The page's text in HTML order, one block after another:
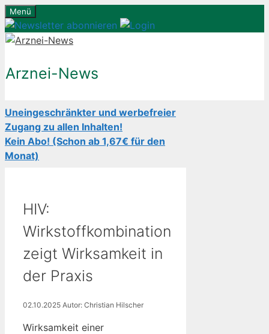
Zum
Inhalt
springen
Menü
Arznei-News
Uneingeschränkter und werbefreier
Zugang zu allen Inhalten!
Kein Abo! (Schon ab 1,67€ für den
Monat)
HIV:
Wirkstoffkombination
zeigt Wirksamkeit in
der Praxis
02.10.2025 Autor: Christian Hilscher
Wirksamkeit einer